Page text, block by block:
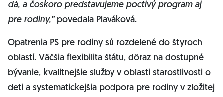
dá, a čoskoro predstavujeme poctivý program aj
pre rodiny,”povedala Plaváková.
Opatrenia PS pre rodiny sú rozdelené do štyroch
oblastí. Väčšia flexibilita štátu, dôraz na dostupné
bývanie, kvalitnejšie služby v oblasti starostlivosti o
deti a systematickejšia podpora pre rodiny v zložitej